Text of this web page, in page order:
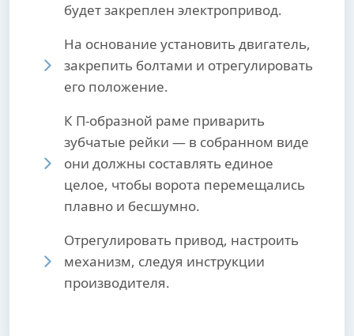
будет закреплен электропривод.
На основание установить двигатель,
закрепить болтами и отрегулировать
его положение.
К П-образной раме приварить
зубчатые рейки — в собранном виде
они должны составлять единое
целое, чтобы ворота перемещались
плавно и бесшумно.
Отрегулировать привод, настроить
механизм, следуя инструкции
производителя.